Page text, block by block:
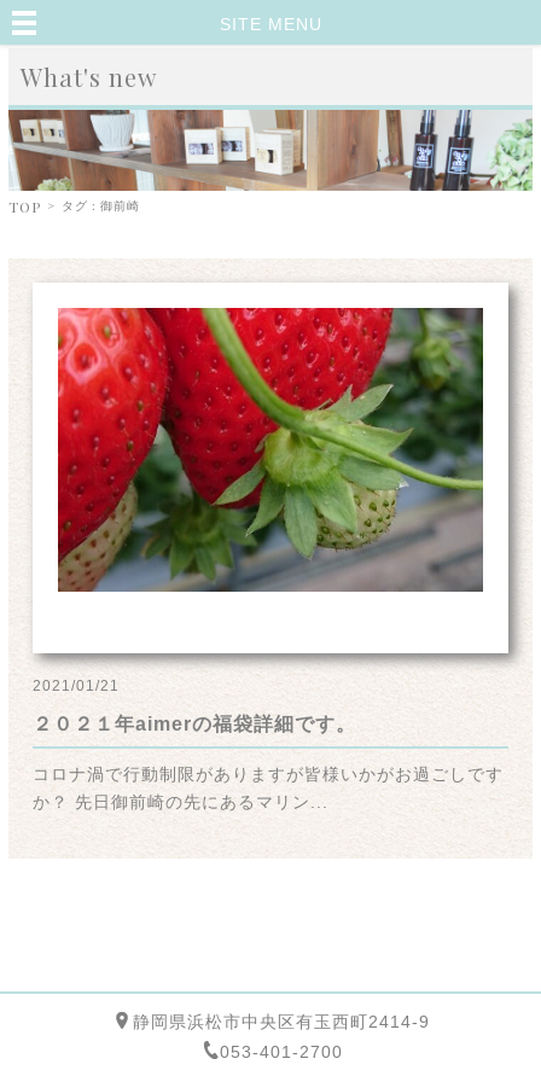
SITE MENU
What's new
TOP > タグ : 御前崎
2021/01/21
２０２１年aimerの福袋詳細です。
コロナ渦で行動制限がありますが皆様いかがお過ごしです
か？ 先日御前崎の先にあるマリン...
静岡県浜松市中央区有玉西町2414-9
053-401-2700